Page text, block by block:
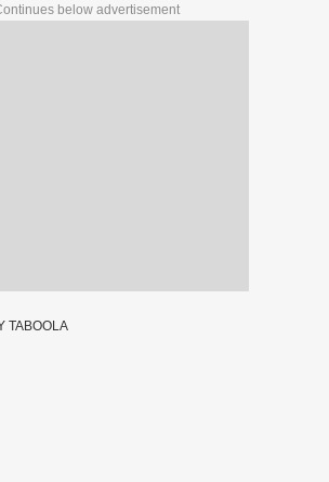
below advertisement
TABOOLA